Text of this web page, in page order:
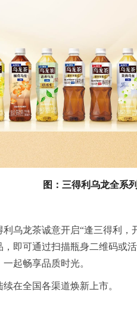
图：三得利乌龙全系
乌龙茶诚意开启“逢三得利
即可通过扫描瓶身二维码或
起畅享品质时光。
在全国各渠道焕新上市。